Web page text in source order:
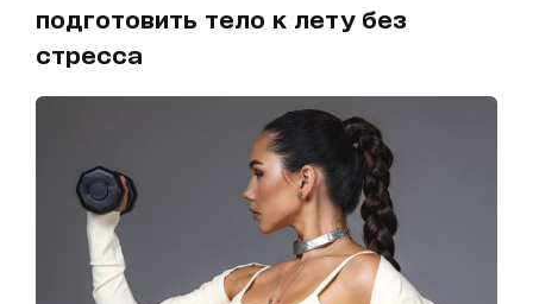
подготовить тело к лету без
стресса